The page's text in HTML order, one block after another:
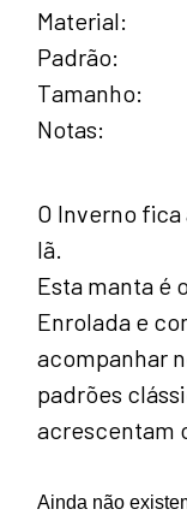
Material
Padrão
Tamanho
Notas
O Inverno
lã.
Esta manta é
Enrolada e
acompanhar
padrões
acrescentam
Ainda não